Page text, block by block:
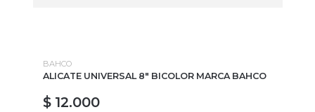
BAHCO
ALICATE UNIVERSAL 8" BICOLOR MARCA BAHCO
$ 12.000